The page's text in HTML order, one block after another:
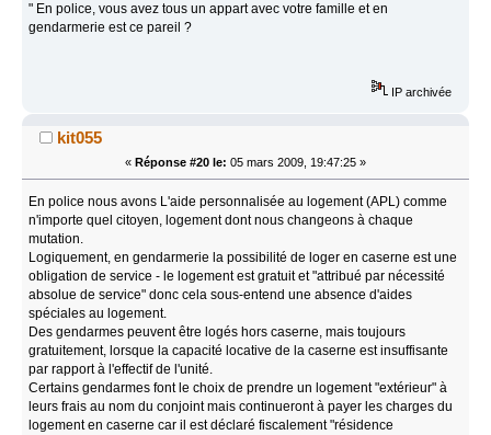
" En police, vous avez tous un appart avec votre famille et en
gendarmerie est ce pareil ?
IP archivée
kit055
« Réponse #20 le: 05 mars 2009, 19:47:25 »
En police nous avons L'aide personnalisée au logement (APL) comme
n'importe quel citoyen, logement dont nous changeons à chaque
mutation.
Logiquement, en gendarmerie la possibilité de loger en caserne est une
obligation de service - le logement est gratuit et "attribué par nécessité
absolue de service" donc cela sous-entend une absence d'aides
spéciales au logement.
Des gendarmes peuvent être logés hors caserne, mais toujours
gratuitement, lorsque la capacité locative de la caserne est insuffisante
par rapport à l'effectif de l'unité.
Certains gendarmes font le choix de prendre un logement "extérieur" à
leurs frais au nom du conjoint mais continueront à payer les charges du
logement en caserne car il est déclaré fiscalement "résidence